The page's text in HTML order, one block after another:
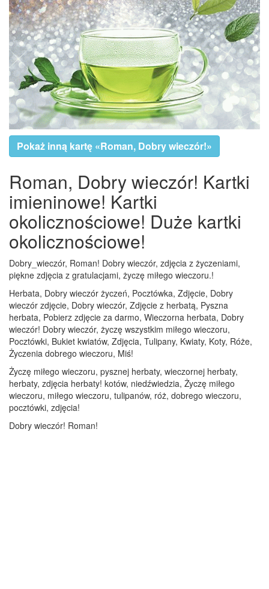
Pokaż inną kartę «Roman, Dobry wieczór!»
Roman, Dobry wieczór! Kartki
imieninowe! Kartki
okolicznościowe! Duże kartki
okolicznościowe!
Dobry_wieczór, Roman! Dobry wieczór, zdjęcia z życzeniami,
piękne zdjęcia z gratulacjami, życzę miłego wieczoru.!
Herbata, Dobry wieczór życzeń, Pocztówka, Zdjęcie, Dobry
wieczór zdjęcie, Dobry wieczór, Zdjęcie z herbatą, Pyszna
herbata, Pobierz zdjęcie za darmo, Wieczorna herbata, Dobry
wieczór! Dobry wieczór, życzę wszystkim miłego wieczoru,
Pocztówki, Bukiet kwiatów, Zdjęcia, Tulipany, Kwiaty, Koty, Róże,
Życzenia dobrego wieczoru, Miś!
Życzę miłego wieczoru, pysznej herbaty, wieczornej herbaty,
herbaty, zdjęcia herbaty! kotów, niedźwiedzia, Życzę miłego
wieczoru, miłego wieczoru, tulipanów, róż, dobrego wieczoru,
pocztówki, zdjęcia!
Dobry wieczór! Roman!